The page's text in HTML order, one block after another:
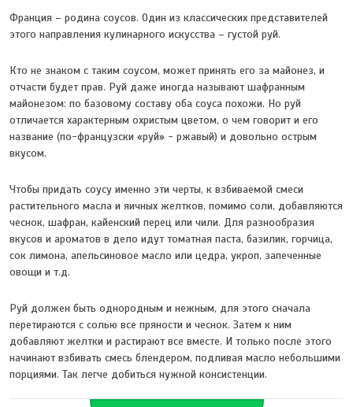
Франция – родина соусов. Один из классических представителей
этого направления кулинарного искусства – густой руй.
Кто не знаком с таким соусом, может принять его за майонез, и
отчасти будет прав. Руй даже иногда называют шафранным
майонезом: по базовому составу оба соуса похожи. Но руй
отличается характерным охристым цветом, о чем говорит и его
название (по-французски «руй» - ржавый) и довольно острым
вкусом.
Чтобы придать соусу именно эти черты, к взбиваемой смеси
растительного масла и яичных желтков, помимо соли, добавляются
чеснок, шафран, кайенский перец или чили. Для разнообразия
вкусов и ароматов в дело идут томатная паста, базилик, горчица,
сок лимона, апельсиновое масло или цедра, укроп, запеченные
овощи и т.д.
Руй должен быть однородным и нежным, для этого сначала
перетираются с солью все пряности и чеснок. Затем к ним
добавляют желтки и растирают все вместе. И только после этого
начинают взбивать смесь блендером, подливая масло небольшими
порциями. Так легче добиться нужной консистенции.